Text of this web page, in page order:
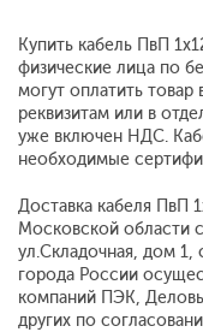
Купить кабель ПвП
физические лица по
могут оплатить
реквизитам или в
уже включен НДС.
необходимые
Доставка кабеля ПвП
Московской области
ул.Складочная, дом 1,
города России
компаний ПЭК,
других по